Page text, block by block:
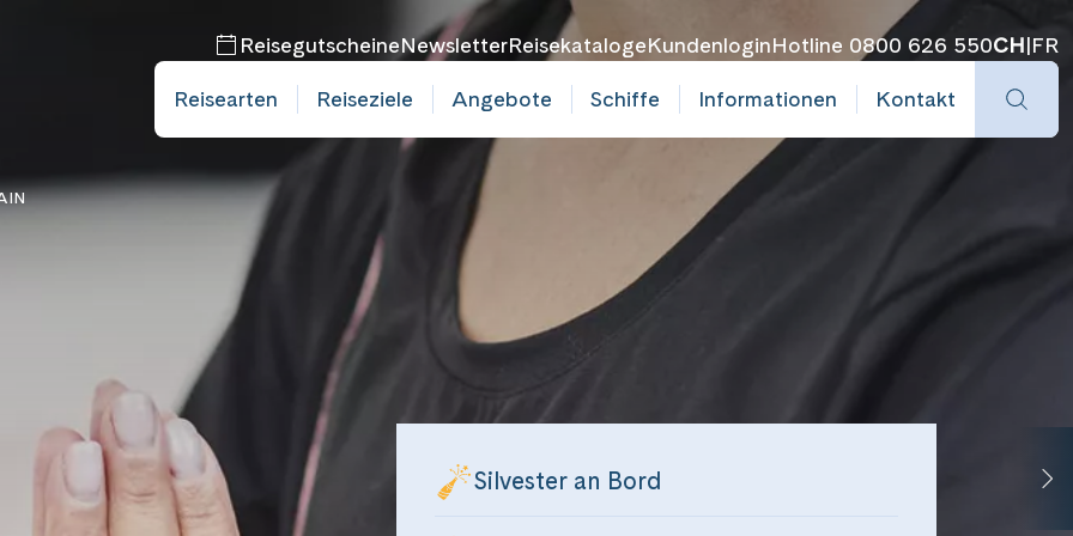
ReisegutscheineNewsletterReisekatalogeKundenloginHotline 0800 626 550CH|FR
Reisearten Reiseziele Angebote Schiffe Informationen Kontakt
Silvester an Bord